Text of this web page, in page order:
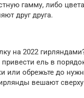
гамму, либо
друг друга.
на 2022
ель в
или обрежьте до
вешают